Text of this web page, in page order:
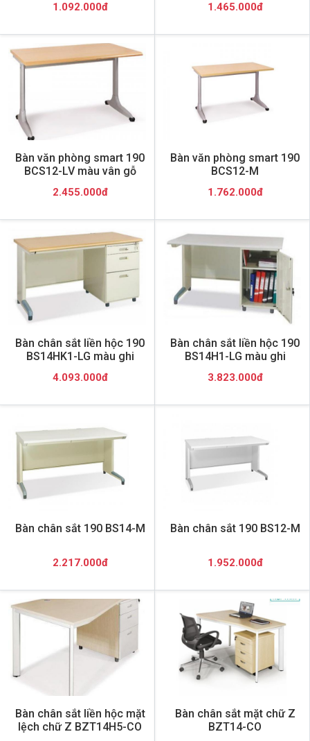
1.092.000đ 1.465.000đ
Bàn văn phòng smart 190
BCS12-LV màu vân gỗ
2.455.000đ
Bàn văn phòng smart 190
BCS12-M
1.762.000đ
Bàn chân sắt liền hộc 190
BS14HK1-LG màu ghi
4.093.000đ
Bàn chân sắt liền hộc 190
BS14H1-LG màu ghi
3.823.000đ
Bàn chân sắt 190 BS14-M
2.217.000đ
Bàn chân sắt 190 BS12-M
1.952.000đ
Bàn chân sắt liền hộc mặt
lệch chữ Z BZT14H5-CO
Bàn chân sắt mặt chữ Z
BZT14-CO